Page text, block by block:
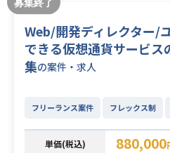
Web/開発ディレクター/
できる仮想通貨サービス
集の案件・求人
フリーランス案件 フレックス制
単価(税込) 880,000